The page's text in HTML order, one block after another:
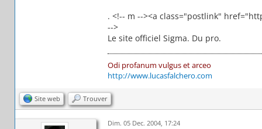
. <!-- m --><a class="postlink"
-->
Le site officiel Sigma. Du pro.
Odi profanum vulgus et arceo
http://www.lucasfalchero.com
Site web Trouver
Dim. 05 Dec. 2004, 17:24